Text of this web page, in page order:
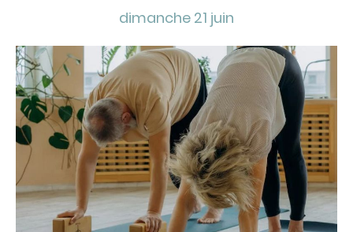
dimanche 21 juin